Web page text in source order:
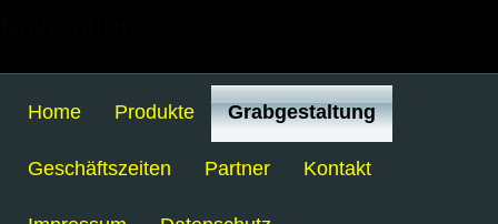
Home Produkte Grabgestaltung
Geschäftszeiten Partner Kontakt